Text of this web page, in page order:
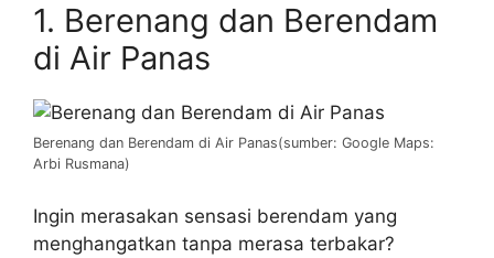
1. Berenang dan Berendam
di Air Panas
Berenang dan Berendam di Air Panas(sumber: Google Maps:
Arbi Rusmana)
Ingin merasakan sensasi berendam yang
menghangatkan tanpa merasa terbakar?